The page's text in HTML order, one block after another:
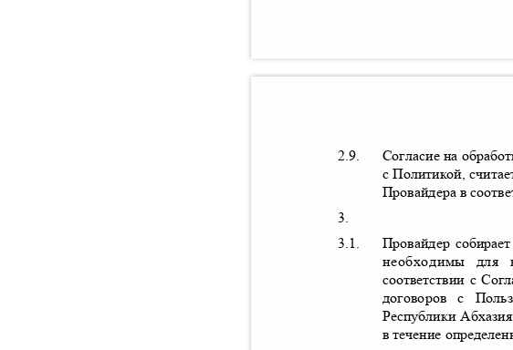
2.9. Согласие на
с Политикой,
Провайдера в
3.
3.1.
Провайдер
необходимы для
соответствии с
договоров с
Республики
в течение